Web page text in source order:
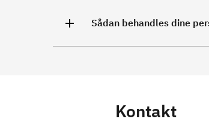
Sådan behandles dine
Kontakt